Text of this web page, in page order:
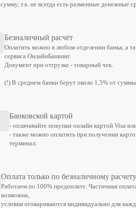
сумму, т.к. не всегда есть разменные денежные
Безналичный расчёт
Оплатить можно в любом отделении банка, а
сервиса ОнлайнБанкинг.
Документ при отгрузке - товарный чек.
(!) В среднем банки берут около 1,5% от
Банковской картой
- оплачивайте покупки онлайн картой Visa
- также можно оплатить при получении
терминал.
Оплата только по безналичному расчету
Работаем по 100% предоплате. Частичная
возможна,
условия оговариваются индивидуально для